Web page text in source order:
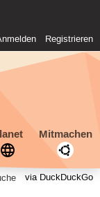
Registrieren
Mitmachen
via DuckDuckGo